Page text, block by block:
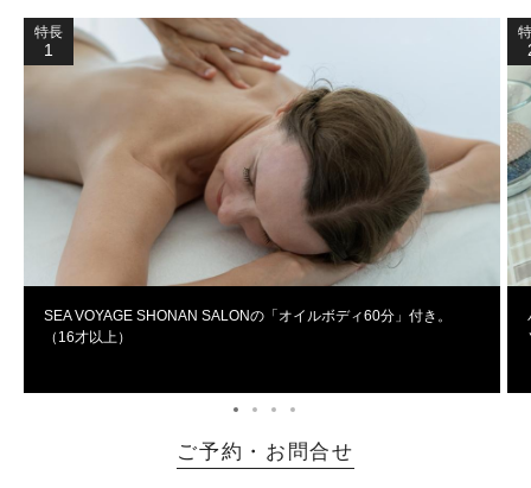
特長
1
SEA VOYAGE SHONAN SALONの「オイルボディ60分」付き。
（16才以上）
ご予約・お問合せ